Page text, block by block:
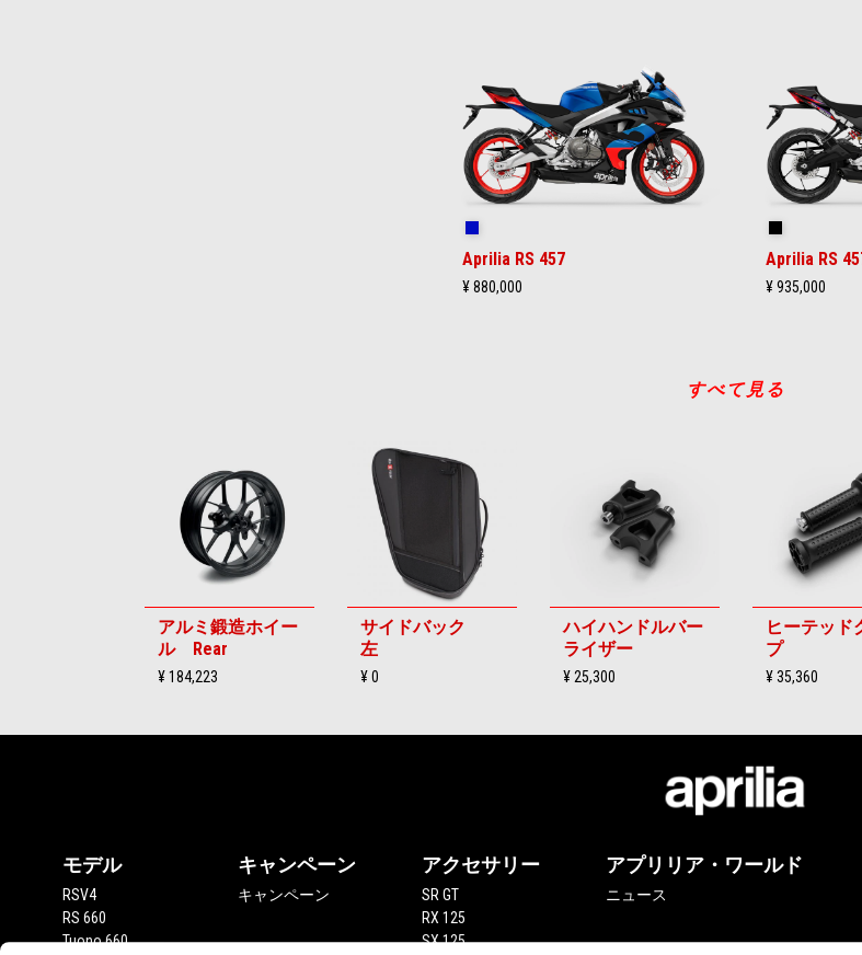
Aprilia RS 457
¥ 880,000
Aprilia RS
¥ 935,000
すべて見る
アルミ鍛造ホイー
ル Rear
¥ 184,223
サイドバック
左
¥ 0
ハイハンドルバー
ライザー
¥ 25,300
ヒーテッド
プ
¥ 35,360
モデル
RSV4
RS 660
Tuono 660
キャンペーン
キャンペーン
アクセサリー
SR GT
RX 125
SX 125
アプリリア・ワールド
ニュース